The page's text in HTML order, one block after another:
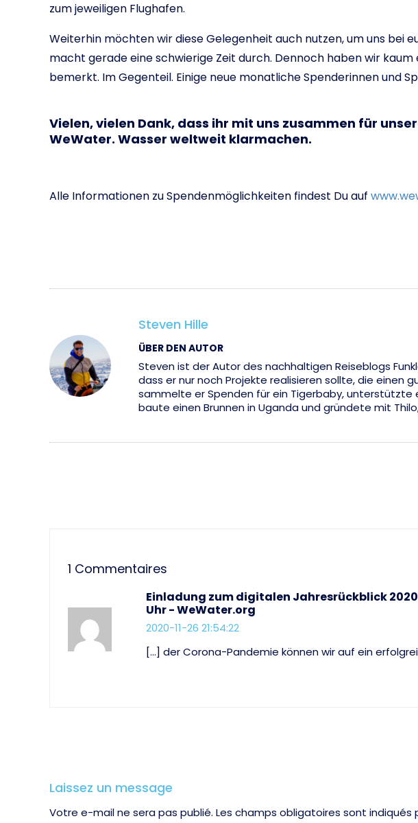
zum jeweiligen Flughafen.
Weiterhin möchten wir diese Gelegenheit auch nutzen, um uns bei
macht gerade eine schwierige Zeit durch. Dennoch haben wir
bemerkt. Im Gegenteil. Einige neue monatliche Spenderinnen und
Vielen, vielen Dank, dass ihr mit uns zusammen für
WeWater. Wasser weltweit klarmachen.
Alle Informationen zu Spendenmöglichkeiten findest Du auf
Steven Hille
ÜBER DEN AUTOR
Steven ist der Autor des nachhaltigen Reiseblogs
dass er nur noch Projekte realisieren sollte, die einen
sammelte er Spenden für ein Tigerbaby, unterstützte
baute einen Brunnen in Uganda und gründete mit
1 Commentaires
Einladung zum digitalen Jahresrückblick 2020
Uhr - WeWater.org
2020-11-26 21:54:22
[…] der Corona-Pandemie können wir auf ein
Laissez un message
Votre e-mail ne sera pas publié. Les champs obligatoires sont indiqués